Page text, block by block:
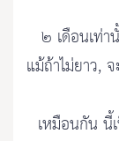
๒ เดือนเท่า
แม้ถ้าไม่ยาว,
เหมือนกัน นี้